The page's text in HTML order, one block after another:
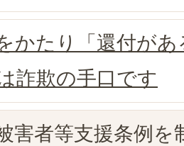
かたり「還付が
詐欺の手口です
害者等支援条例を